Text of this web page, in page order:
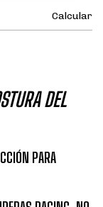
Calcular
DEL
PARA